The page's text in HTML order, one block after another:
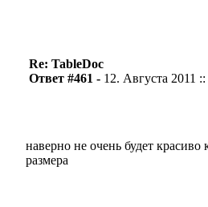
Re: TableDoc
Ответ #461 - 12. Августа 2011
наверно не очень будет
размера